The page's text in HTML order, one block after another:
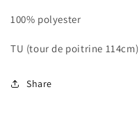
100% polyester
TU (tour de poitrine 114cm)
Share